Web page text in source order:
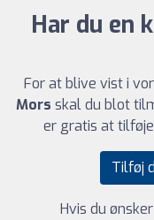
Har du en
For at blive vist i
Mors skal du blot
er gratis at
Tilføj
Hvis du